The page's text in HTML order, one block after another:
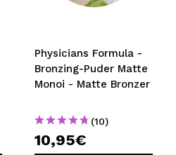
Physicians Formula -
Bronzing-Puder Matte
Monoi - Matte Bronzer
(10)
10,95€